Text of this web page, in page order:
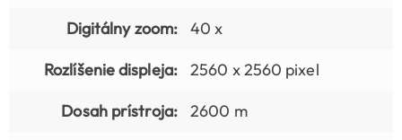
Digitálny zoom:
40 x
Rozlíšenie displeja:
2560 x 2560 pixel
Dosah prístroja:
2600 m